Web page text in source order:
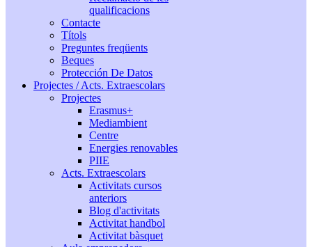
qualificacions
Contacte
Títols
Preguntes freqüents
Beques
Protección De Datos
Projectes / Acts. Extraescolars
Projectes
Erasmus+
Mediambient
Centre
Energies renovables
PIIE
Acts. Extraescolars
Activitats cursos
anteriors
Blog d'activitats
Activitat handbol
Activitat bàsquet